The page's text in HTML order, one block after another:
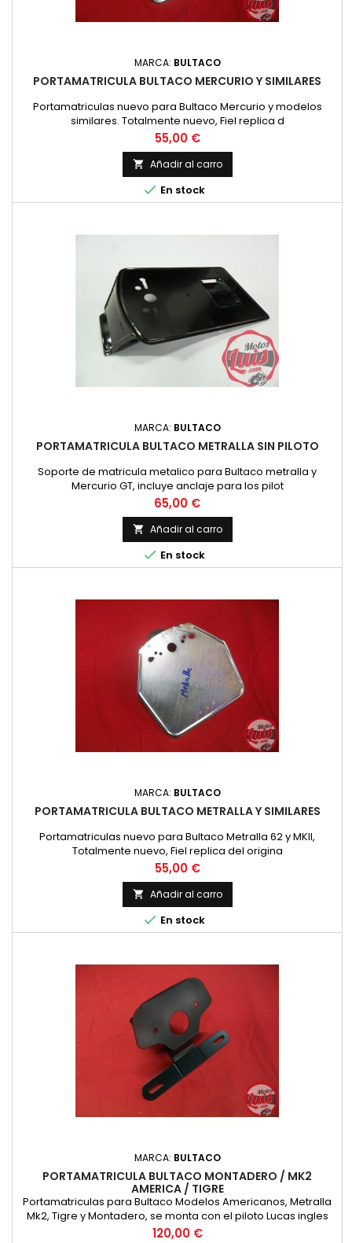
MARCA: BULTACO
PORTAMATRICULA BULTACO MERCURIO Y SIMILARES
Portamatriculas nuevo para Bultaco Mercurio y modelos
similares. Totalmente nuevo, Fiel replica d
Precio
55,00 €
 Añadir al carro
 En stock
MARCA: BULTACO
PORTAMATRICULA BULTACO METRALLA SIN PILOTO
Soporte de matricula metalico para Bultaco metralla y
Mercurio GT, incluye anclaje para los pilot
Precio
65,00 €
 Añadir al carro
 En stock
MARCA: BULTACO
PORTAMATRICULA BULTACO METRALLA Y SIMILARES
Portamatriculas nuevo para Bultaco Metralla 62 y MKII,
Totalmente nuevo, Fiel replica del origina
Precio
55,00 €
 Añadir al carro
 En stock
MARCA: BULTACO
PORTAMATRICULA BULTACO MONTADERO / MK2
AMERICA / TIGRE
Portamatriculas para Bultaco Modelos Americanos, Metralla
Mk2, Tigre y Montadero, se monta con el piloto Lucas ingles
Precio
120,00 €